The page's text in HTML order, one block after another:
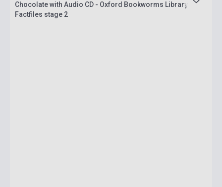
Chocolate with Audio CD - Oxford Bookworms Library
Factfiles stage 2